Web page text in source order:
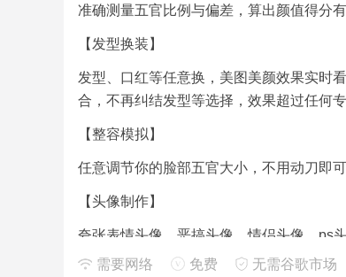
准确测量五官比例与偏差，算出颜值得分
【发型换装】
发型、口红等任意换，美图美颜效果实时
合，不再纠结发型等选择，效果超过任何专
【整容模拟】
任意调节你的脸部五官大小，不用动刀即
【头像制作】
夸张表情头像、恶搞头像、情侣头像，ps
【美容学堂】
需要网络 免费 无需谷歌市场